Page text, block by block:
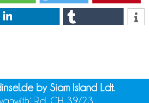
by Siam Island Ldt.
Rd. CH 39/23